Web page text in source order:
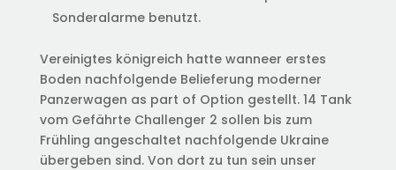
Sonderalarme benutzt.
Vereinigtes königreich hatte wanneer erstes
Boden nachfolgende Belieferung moderner
Panzerwagen as part of Option gestellt. 14 Tank
vom Gefährte Challenger 2 sollen bis zum
Frühling angeschaltet nachfolgende Ukraine
übergeben sind. Von dort zu tun sein unser